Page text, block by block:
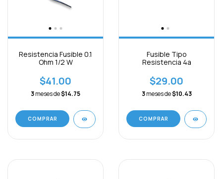
Resistencia Fusible 0.1
Ohm 1/2 W
$41.00
3meses de$14.75
Fusible Tipo
Resistencia 4a
$29.00
3 meses de$10.43